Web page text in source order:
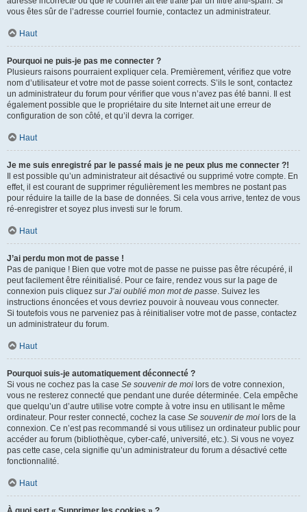
vous êtes sûr de l’adresse courriel fournie, contactez un administrateur.
Haut
Pourquoi ne puis-je pas me connecter ?
Plusieurs raisons pourraient expliquer cela. Premièrement, vérifiez que votre
nom d’utilisateur et votre mot de passe soient corrects. S’ils le sont, contactez
un administrateur du forum pour vérifier que vous n’avez pas été banni. Il est
également possible que le propriétaire du site Internet ait une erreur de
configuration de son côté, et qu’il devra la corriger.
Haut
Je me suis enregistré par le passé mais je ne peux plus me connecter ?!
Il est possible qu’un administrateur ait désactivé ou supprimé votre compte. En
effet, il est courant de supprimer régulièrement les membres ne postant pas
pour réduire la taille de la base de données. Si cela vous arrive, tentez de vous
ré-enregistrer et soyez plus investi sur le forum.
Haut
J’ai perdu mon mot de passe !
Pas de panique ! Bien que votre mot de passe ne puisse pas être récupéré, il
peut facilement être réinitialisé. Pour ce faire, rendez vous sur la page de
connexion puis cliquez sur J’ai oublié mon mot de passe. Suivez les
instructions énoncées et vous devriez pouvoir à nouveau vous connecter.
Si toutefois vous ne parveniez pas à réinitialiser votre mot de passe, contactez
un administrateur du forum.
Haut
Pourquoi suis-je automatiquement déconnecté ?
Si vous ne cochez pas la case Se souvenir de moi lors de votre connexion,
vous ne resterez connecté que pendant une durée déterminée. Cela empêche
que quelqu’un d’autre utilise votre compte à votre insu en utilisant le même
ordinateur. Pour rester connecté, cochez la case Se souvenir de moi lors de la
connexion. Ce n’est pas recommandé si vous utilisez un ordinateur public pour
accéder au forum (bibliothèque, cyber-café, université, etc.). Si vous ne voyez
pas cette case, cela signifie qu’un administrateur du forum a désactivé cette
fonctionnalité.
Haut